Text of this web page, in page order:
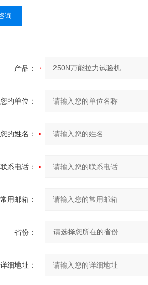
询
产品：
您的单位：
您的姓名：
联系电话：
常用邮箱：
省份：
详细地址：